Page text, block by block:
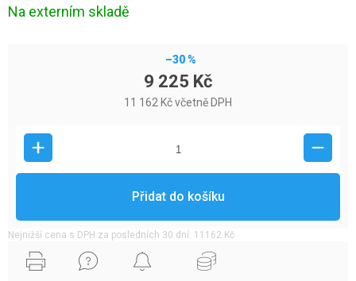
Na externím skladě
–30 %
9 225 Kč
11 162 Kč včetně DPH
Přidat do košíku
Nejnižší cena s DPH za posledních 30 dní: 11162 Kč